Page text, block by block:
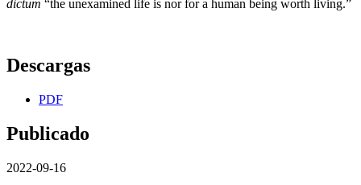
dictum “the unexamined life is nor for a human being worth living.”
Descargas
PDF
Publicado
2022-09-16